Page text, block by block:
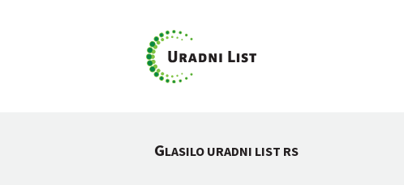
GLASILO URADNI LIST RS